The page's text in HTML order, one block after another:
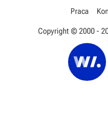
Praca
Copyright © 2000 -